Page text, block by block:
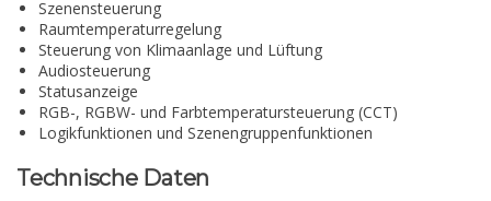
Szenensteuerung
Raumtemperaturregelung
Steuerung von Klimaanlage und Lüftung
Audiosteuerung
Statusanzeige
RGB-, RGBW- und Farbtemperatursteuerung (CCT)
Logikfunktionen und Szenengruppenfunktionen
Technische Daten